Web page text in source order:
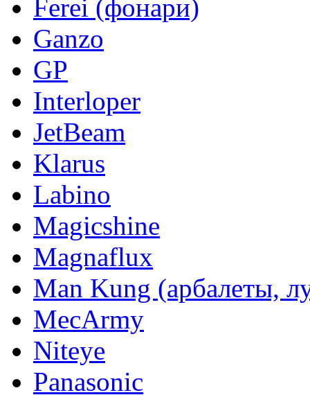
Ferei (фонари)
Ganzo
GP
Interloper
JetBeam
Klarus
Labino
Magicshine
Magnaflux
Man Kung (арбалеты,
MecArmy
Niteye
Panasonic